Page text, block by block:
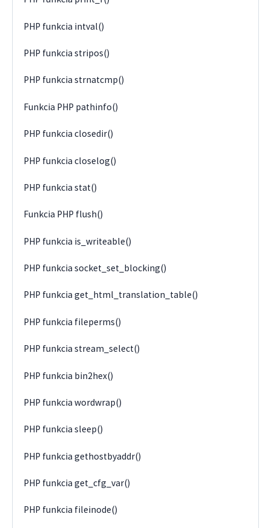
PHP funkcia intval()
PHP funkcia stripos()
PHP funkcia strnatcmp()
Funkcia PHP pathinfo()
PHP funkcia closedir()
PHP funkcia closelog()
PHP funkcia stat()
Funkcia PHP flush()
PHP funkcia is_writeable()
PHP funkcia socket_set_blocking()
PHP funkcia get_html_translation_table()
PHP funkcia fileperms()
PHP funkcia stream_select()
PHP funkcia bin2hex()
PHP funkcia wordwrap()
PHP funkcia sleep()
PHP funkcia gethostbyaddr()
PHP funkcia get_cfg_var()
PHP funkcia fileinode()